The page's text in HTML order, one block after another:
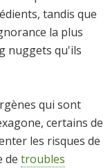
tandis que
la plus
nuggets qu'ils
qui sont
certains de
les risques de
de troubles